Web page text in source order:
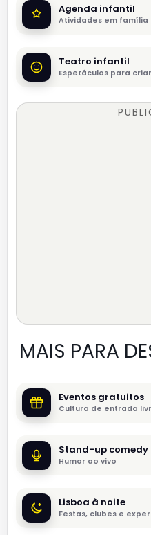
Agenda infantil
Atividades em família
Teatro infantil
Espetáculos para
MAIS PARA
Eventos gratuitos
Cultura de entrada
Stand-up comedy
Humor ao vivo
Lisboa à noite
Festas, clubes e